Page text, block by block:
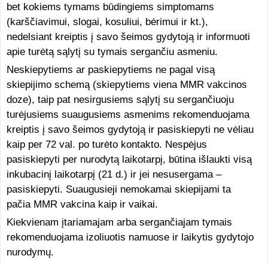
bet kokiems tymams būdingiems simptomams
(karščiavimui, slogai, kosuliui, bėrimui ir kt.),
nedelsiant kreiptis į savo šeimos gydytoją ir informuoti
apie turėtą sąlytį su tymais sergančiu asmeniu.
Neskiepytiems ar paskiepytiems ne pagal visą
skiepijimo schemą (skiepytiems viena MMR vakcinos
doze), taip pat nesirgusiems sąlytį su sergančiuoju
turėjusiems suaugusiems asmenims rekomenduojama
kreiptis į savo šeimos gydytoją ir pasiskiepyti ne vėliau
kaip per 72 val. po turėto kontakto. Nespėjus
pasiskiepyti per nurodytą laikotarpį, būtina išlaukti visą
inkubacinį laikotarpį (21 d.) ir jei nesusergama –
pasiskiepyti. Suaugusieji nemokamai skiepijami ta
pačia MMR vakcina kaip ir vaikai.
Kiekvienam įtariamajam arba sergančiajam tymais
rekomenduojama izoliuotis namuose ir laikytis gydytojo
nurodymų.